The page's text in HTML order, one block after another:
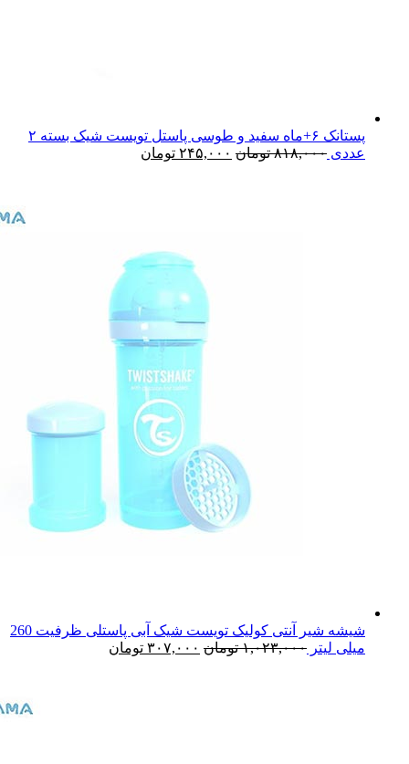
پستانک ۶+ماه سفید و طوسی پاستل تویست شیک بسته ۲
عددی ۸۱۸,۰۰۰ تومان ۲۴۵,۰۰۰ تومان
شیشه شیر آنتی کولیک تویست شیک آبی پاستلی ظرفیت 260
میلی لیتر ۱,۰۲۳,۰۰۰ تومان ۳۰۷,۰۰۰ تومان